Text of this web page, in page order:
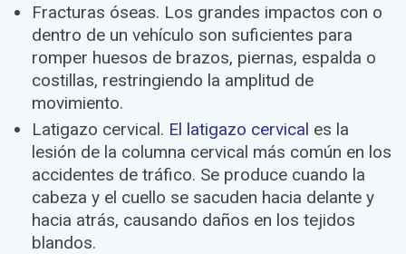
Fracturas óseas. Los grandes impactos con o
dentro de un vehículo son suficientes para
romper huesos de brazos, piernas, espalda o
costillas, restringiendo la amplitud de
movimiento.
Latigazo cervical. El latigazo cervical es la
lesión de la columna cervical más común en los
accidentes de tráfico. Se produce cuando la
cabeza y el cuello se sacuden hacia delante y
hacia atrás, causando daños en los tejidos
blandos.